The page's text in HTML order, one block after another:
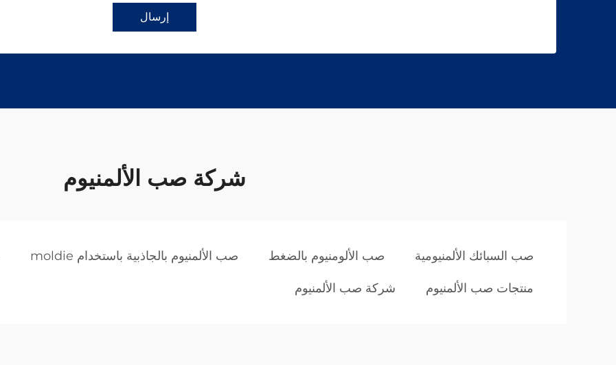
إرسال
شركة صب الألمنيوم
صب السبائك الألمنيومية صب الألومنيوم بالضغط صب الألمنيوم بالجاذبية باستخدام moldie
منتجات صب الألمنيوم شركة صب الألمنيوم